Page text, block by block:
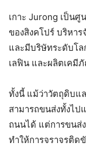
เกาะ Jurong เป็น
ของสิงคโปร์ บริหาร
และมีบริษัทระดับโ
เลฟิน และผลิตเคมี
ทั้งนี้ แม้ว่าวัตถุดิบแ
สามารถขนส่งทั้งไป
ถนนได้ แต่การขนส่
ทำให้การจราจรติด